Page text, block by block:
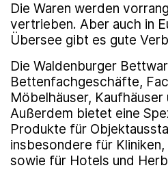
Die Waren werden
vertrieben. Aber auch in
Übersee gibt es gute
Die Waldenburger
Bettenfachgeschäfte,
Möbelhäuser, Kaufhäuser
Außerdem bietet eine
Produkte für
insbesondere für
sowie für Hotels und